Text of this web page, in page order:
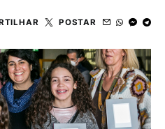
POSTAR